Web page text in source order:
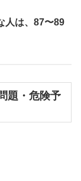
人は、87〜89
題・危険予